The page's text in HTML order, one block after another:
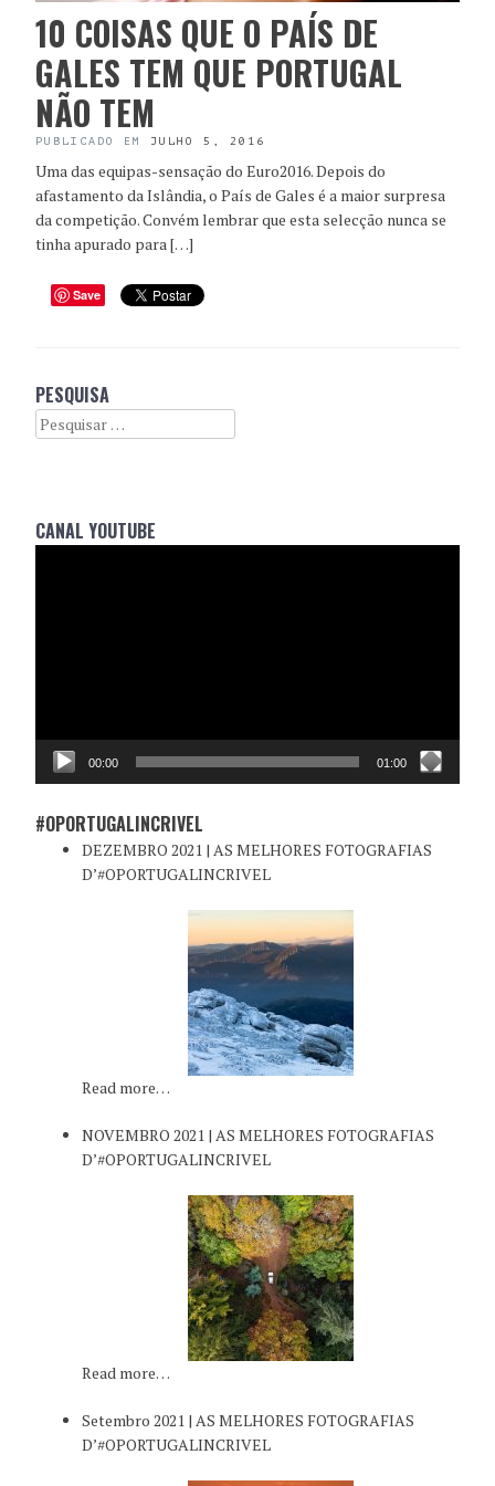
10 COISAS QUE O PAÍS DE
GALES TEM QUE PORTUGAL
NÃO TEM
PUBLICADO EM JULHO 5, 2016
Uma das equipas-sensação do Euro2016. Depois do
afastamento da Islândia, o País de Gales é a maior surpresa
da competição. Convém lembrar que esta selecção nunca se
tinha apurado para […]
Save
PESQUISA
Search
CANAL YOUTUBE
00:00 01:00
#OPORTUGALINCRIVEL
DEZEMBRO 2021 | AS MELHORES FOTOGRAFIAS
D’#OPORTUGALINCRIVEL
Read more…
NOVEMBRO 2021 | AS MELHORES FOTOGRAFIAS
D’#OPORTUGALINCRIVEL
Read more…
Setembro 2021 | AS MELHORES FOTOGRAFIAS
D’#OPORTUGALINCRIVEL